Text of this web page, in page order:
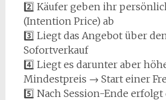
2️⃣ Käufer geben ihr
(Intention Price) ab
3️⃣ Liegt das Angebot über
Sofortverkauf
4️⃣ Liegt es darunter aber
Mindestpreis → Start einer
5️⃣ Nach Session-Ende erfolgt